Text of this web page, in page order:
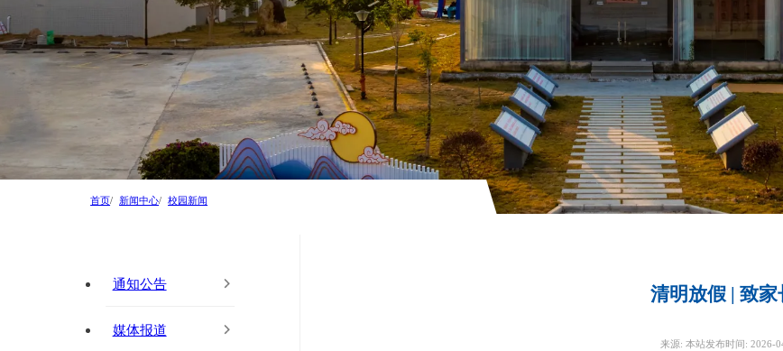
首页 新闻中心 校园新闻
通知公告
媒体报道
清明放假 | 致
来源: 本站发布时间: 2026-